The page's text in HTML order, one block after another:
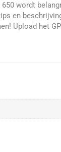
wordt
en
Upload het